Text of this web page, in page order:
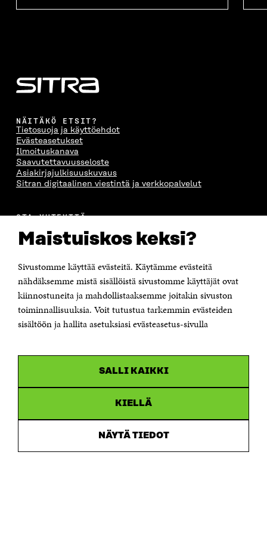
Maistuiskos keksi?
Sivustomme käyttää evästeitä. Käytämme evästeitä
nähdäksemme mistä sisällöistä sivustomme käyttäjät ovat
kiinnostuneita ja mahdollistaaksemme joitakin sivuston
toiminnallisuuksia. Voit tutustua tarkemmin evästeiden
sisältöön ja hallita asetuksiasi evästeasetus-sivulla
SALLI KAIKKI
KIELLÄ
NÄYTÄ TIEDOT
NÄITÄKÖ ETSIT?
Tietosuoja ja käyttöehdot
Evästeasetukset
Ilmoituskanava
Saavutettavuusseloste
Asiakirjajulkisuuskuvaus
Sitran digitaalinen viestintä ja verkkopalvelut
OTA YHTEYTTÄ
Itämerenkatu 11-13, PL 160,
00181 Helsinki
Puhelin +358 294 618 991
Sähköpostiosoite
Saapumisohjeet
Y-tunnus 0202132-3
uudessa
ikkunassaInstagram